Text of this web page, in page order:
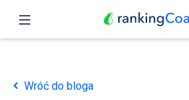
Funkcje
Wróć do bloga